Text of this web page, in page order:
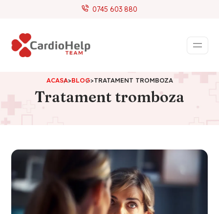
0745 603 880
ACASA>BLOG>TRATAMENT TROMBOZA
Tratament tromboza